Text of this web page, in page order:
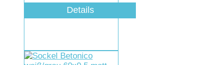
Details